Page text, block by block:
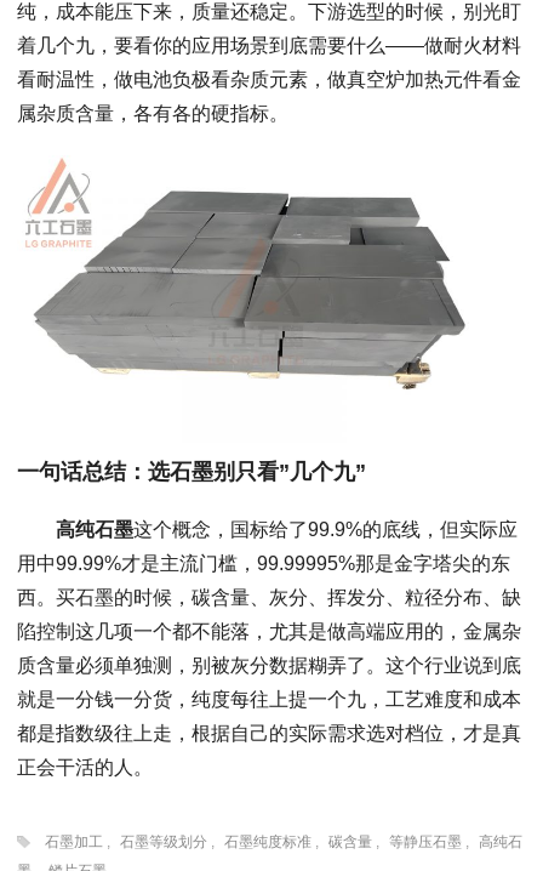
纯，成本能压下来，质量还稳定。下游选型的时候，别光盯
着几个九，要看你的应用场景到底需要什么——做耐火材料
看耐温性，做电池负极看杂质元素，做真空炉加热元件看金
属杂质含量，各有各的硬指标。
一句话总结：选石墨别只看”几个九”
高纯石墨这个概念，国标给了99.9%的底线，但实际应
用中99.99%才是主流门槛，99.99995%那是金字塔尖的东
西。买石墨的时候，碳含量、灰分、挥发分、粒径分布、缺
陷控制这几项一个都不能落，尤其是做高端应用的，金属杂
质含量必须单独测，别被灰分数据糊弄了。这个行业说到底
就是一分钱一分货，纯度每往上提一个九，工艺难度和成本
都是指数级往上走，根据自己的实际需求选对档位，才是真
正会干活的人。
石墨加工, 石墨等级划分 , 石墨纯度标准, 碳含量, 等静压石墨 , 高纯石